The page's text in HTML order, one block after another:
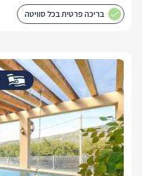
בריכה פרטית בכל סוויטה